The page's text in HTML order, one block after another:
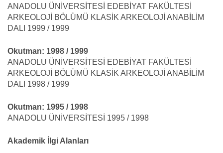
ANADOLU ÜNİVERSİTESİ EDEBİYAT FAKÜLTESİ
ARKEOLOJİ BÖLÜMÜ KLASİK ARKEOLOJİ ANABİLİM
DALI 1999 / 1999
Okutman: 1998 / 1999
ANADOLU ÜNİVERSİTESİ EDEBİYAT FAKÜLTESİ
ARKEOLOJİ BÖLÜMÜ KLASİK ARKEOLOJİ ANABİLİM
DALI 1998 / 1999
Okutman: 1995 / 1998
ANADOLU ÜNİVERSİTESİ 1995 / 1998
Akademik İlgi Alanları